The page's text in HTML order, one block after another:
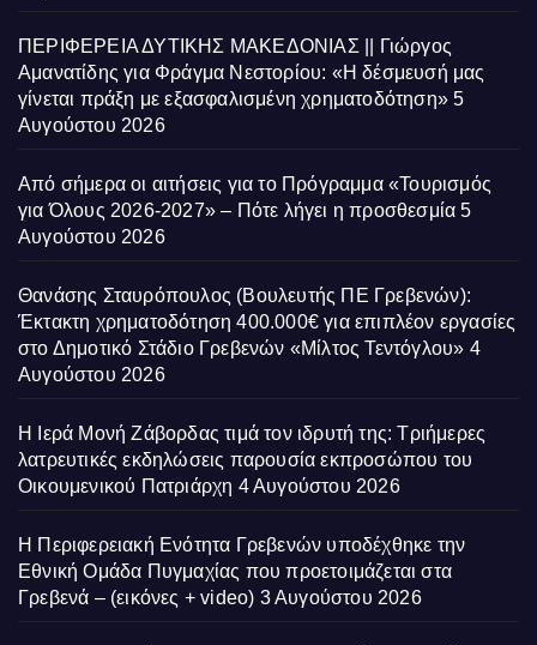
ΠΕΡΙΦΕΡΕΙΑ ΔΥΤΙΚΗΣ ΜΑΚΕΔΟΝΙΑΣ || Γιώργος
Αμανατίδης για Φράγμα Νεστορίου: «Η δέσμευσή μας
γίνεται πράξη με εξασφαλισμένη χρηματοδότηση» 5
Αυγούστου 2026
Από σήμερα οι αιτήσεις για το Πρόγραμμα «Τουρισμός
για Όλους 2026-2027» – Πότε λήγει η προσθεσμία 5
Αυγούστου 2026
Θανάσης Σταυρόπουλος (Βουλευτής ΠΕ Γρεβενών):
Έκτακτη χρηματοδότηση 400.000€ για επιπλέον εργασίες
στο Δημοτικό Στάδιο Γρεβενών «Μίλτος Τεντόγλου» 4
Αυγούστου 2026
Η Ιερά Μονή Ζάβορδας τιμά τον ιδρυτή της: Τριήμερες
λατρευτικές εκδηλώσεις παρουσία εκπροσώπου του
Οικουμενικού Πατριάρχη 4 Αυγούστου 2026
Η Περιφερειακή Ενότητα Γρεβενών υποδέχθηκε την
Εθνική Ομάδα Πυγμαχίας που προετοιμάζεται στα
Γρεβενά – (εικόνες + video) 3 Αυγούστου 2026